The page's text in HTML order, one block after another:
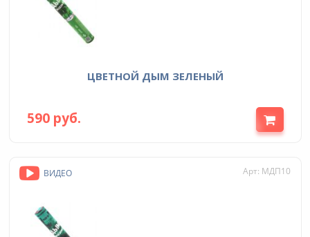
ЦВЕТНОЙ ДЫМ ЗЕЛЕНЫЙ
590 руб.
ВИДЕО Арт: МДП10